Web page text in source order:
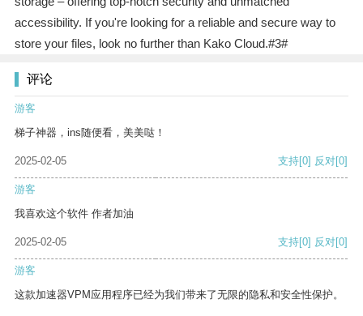
accessibility. If you're looking for a reliable and secure way to
store your files, look no further than Kako Cloud.#3#
评论
游客
梯子神器，ins随便看，美美哒！
2025-02-05 支持[0] 反对[0]
游客
我喜欢这个软件 作者加油
2025-02-05 支持[0] 反对[0]
游客
这款加速器VPM应用程序已经为我们带来了无限的隐私和安全性保护。